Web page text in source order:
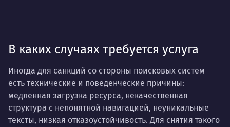
В каких случаях требуется услуга
Иногда для санкций со стороны поисковых систем
есть технические и поведенческие причины:
медленная загрузка ресурса, некачественная
структура с непонятной навигацией, неуникальные
тексты, низкая отказоустойчивость. Для снятия такого